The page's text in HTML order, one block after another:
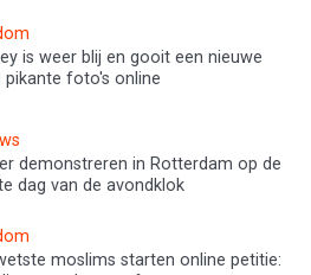
is weer blij en gooit een nieuwe
pikante foto's online
demonstreren in Rotterdam op de
dag van de avondklok
moslims starten online petitie: